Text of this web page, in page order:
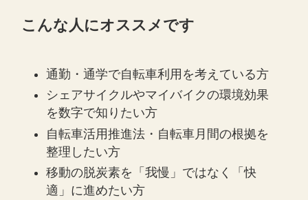
こんな人にオススメです
通勤・通学で自転車利用を考えている方
シェアサイクルやマイバイクの環境効果
を数字で知りたい方
自転車活用推進法・自転車月間の根拠を
整理したい方
移動の脱炭素を「我慢」ではなく「快
適」に進めたい方